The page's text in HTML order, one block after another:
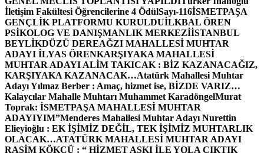
İletişim Fakültesi Öğrencilerine 4 ÖdülSayı-116İSMETPAŞA
GENÇLİK PLATFORMU KURULDUİLKBAL ÖREN
PSİKOLOG VE DANIŞMANLIK MERKEZİİSTANBUL
BEYLİKDÜZÜ DEREAĞZI MAHALLESİ MUHTAR
ADAYI İLYAS ÖRENKARŞIYAKA MAHALLESİ
MUHTAR ADAYI ALİM TAKICAK : BİZ KAZANACAĞIZ,
KARŞIYAKA KAZANACAK…Atatürk Mahallesi Muhtar
Adayı Yılmaz Berber : Amaç, hizmet ise, BİZDE VARIZ…
Kalaycılar Mahalle Muhtarı Muhammet KaradöngelMurat
Toprak: İSMETPAŞA MAHALLESİ MUHTAR
ADAYIYIM”Menderes Mahallesi Muhtar Adayı Nurettin
Elieyioğlu : EK İŞİMİZ DEĞİL, TEK İŞİMİZ MUHTARLIK
OLACAK…ATATÜRK MAHALLESİ MUHTAR ADAYI
RASİM KÖKÇÜ : “ HİZMET AŞKI İLE YOLA ÇIKTIK